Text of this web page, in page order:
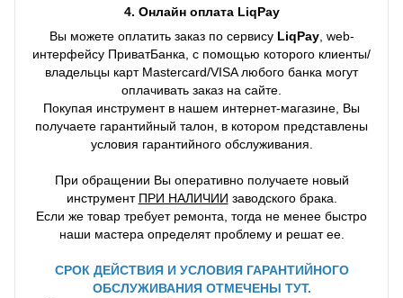
4. Онлайн оплата LiqPay
Вы можете оплатить заказ по сервису LiqPay, web-
интерфейсу ПриватБанка, с помощью которого клиенты/
владельцы карт Mastercard/VISA любого банка могут
оплачивать заказ на сайте.
Покупая инструмент в нашем интернет-магазине, Вы
получаете гарантийный талон, в котором представлены
условия гарантийного обслуживания.
При обращении Вы оперативно получаете новый
инструмент ПРИ НАЛИЧИИ заводского брака.
Если же товар требует ремонта, тогда не менее быстро
наши мастера определят проблему и решат ее.
СРОК ДЕЙСТВИЯ И УСЛОВИЯ ГАРАНТИЙНОГО
ОБСЛУЖИВАНИЯ ОТМЕЧЕНЫ ТУТ.